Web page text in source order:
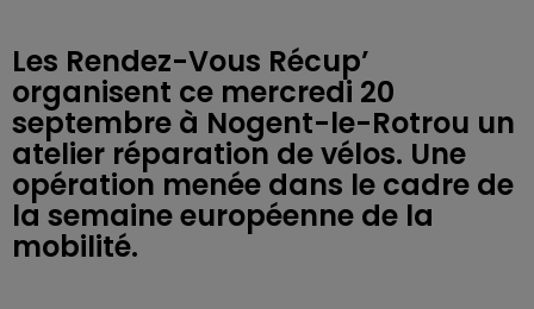
Les Rendez-Vous Récup’
organisent ce mercredi 20
septembre à Nogent-le-Rotrou un
atelier réparation de vélos. Une
opération menée dans le cadre de
la semaine européenne de la
mobilité.